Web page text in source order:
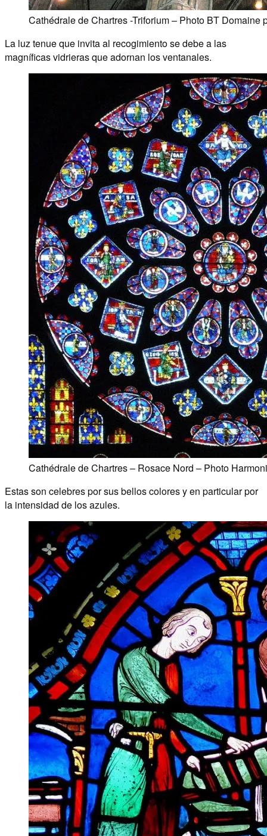
Cathédrale de Chartres -Triforium – Photo BT Domaine
La luz tenue que invita al recogimiento se debe a las
magníficas vidrieras que adornan los ventanales.
Cathédrale de Chartres – Rosace Nord – Photo
Estas son celebres por sus bellos colores y en particular por
la intensidad de los azules.